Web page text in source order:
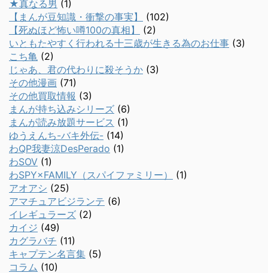
★真なる男 (1)
【まんが豆知識・衝撃の事実】
(102)
【死ぬほど怖い噂100の真相】
(2)
いともたやすく行われる十三歳が生きる為のお仕事 (3)
こち亀 (2)
じゃあ、君の代わりに殺そうか (3)
その他漫画 (71)
その他買取情報 (3)
まんが持ち込みシリーズ (6)
まんが読み放題サービス (1)
ゆうえんち-バキ外伝- (14)
わQP我妻涼DesPerado (1)
わSOV (1)
わSPY×FAMILY（スパイファミリー）
(1)
アオアシ (25)
アマチュアビジランテ (6)
イレギュラーズ (2)
カイジ (49)
カグラバチ (11)
キャプテン名言集 (5)
コラム (10)